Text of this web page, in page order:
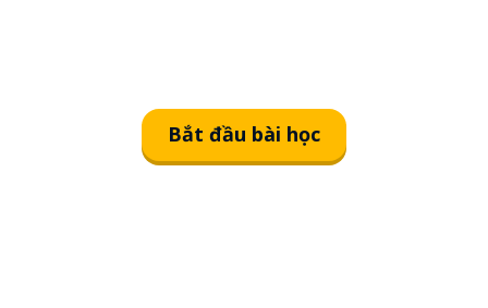
Bắt đầu bài học